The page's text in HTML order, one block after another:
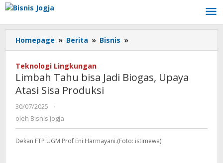
Lewati
konten
Homepage » Berita » Bisnis »
Tahu
Biogas,
Teknologi Lingkungan
Limbah Tahu bisa Jadi Biogas, Upaya
Atasi Sisa Produksi
30/07/2025
oleh
Bisnis
Jogja
-
oleh Bisnis Jogja
Dekan FTP UGM Prof Eni Harmayani.(Foto: istimewa)